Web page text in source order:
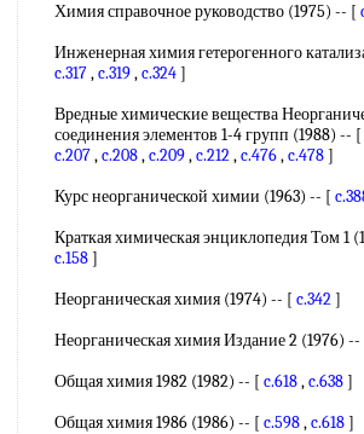
Химия справочное руководство (1975) -- [
Инженерная химия гетерогенного
c.317,c.319,c.324]
Вредные химические вещества
соединения элементов 1-4 групп (1988) -- [
c.207,c.208,c.209,c.212,c.476,c.478]
Курс неорганической химии (1963) -- [
Краткая химическая энциклопедия Том 1
c.158]
Неорганическая химия (1974) -- [ c.342]
Неорганическая химия Издание 2 (1976) --
Общая химия 1982 (1982) -- [ c.618,c.638]
Общая химия 1986 (1986) -- [ c.598,c.618]